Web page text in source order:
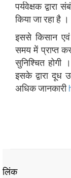
पर्यवेक्षक
किया जा रहा है ।
इससे किसान
समय में प्राप्‍त
सुनिश्चित होगी
इसके द्वारा दूध
अधिक जानकारी
लिंक